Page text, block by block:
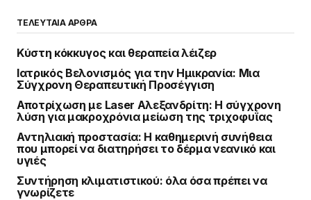
ΤΕΛΕΥΤΑΙΑ ΑΡΘΡΑ
Κύστη κόκκυγος και θεραπεία λέιζερ
Ιατρικός Βελονισμός για την Ημικρανία: Μια
Σύγχρονη Θεραπευτική Προσέγγιση
Αποτρίχωση με Laser Αλεξανδρίτη: Η σύγχρονη
λύση για μακροχρόνια μείωση της τριχοφυΐας
Αντηλιακή προστασία: Η καθημερινή συνήθεια
που μπορεί να διατηρήσει το δέρμα νεανικό και
υγιές
Συντήρηση κλιματιστικού: όλα όσα πρέπει να
γνωρίζετε